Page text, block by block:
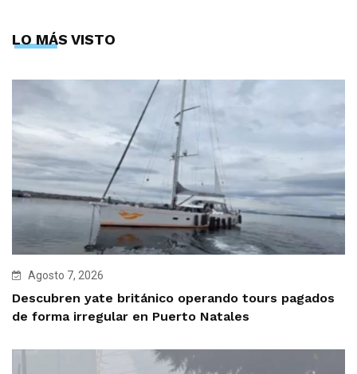
LO MÁS VISTO
Agosto 7, 2026
Descubren yate británico operando tours pagados
de forma irregular en Puerto Natales